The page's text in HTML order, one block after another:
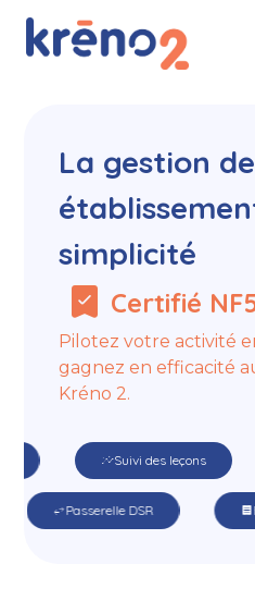
La gestion
simplicité
bookmark_check Certifié
Pilotez votre activité
gagnez en efficacité
Kréno 2.
Suivi des leçons
swap_horizPasserelle DSR